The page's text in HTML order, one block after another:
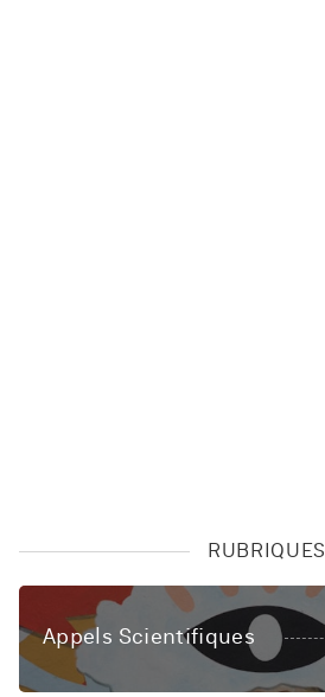
RUBRIQUES
Appels Scientifiques